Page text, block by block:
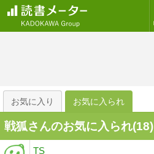
お気に入り お気に入られ
戦狐さんのお気に入られ(18)
TS